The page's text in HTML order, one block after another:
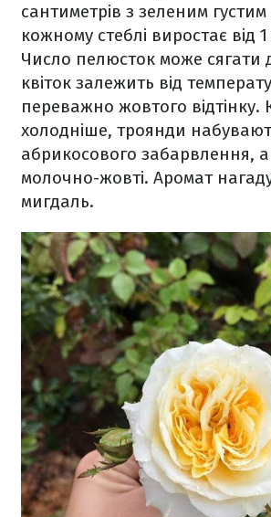
сантиметрів з зеленим
кожному стеблі виростає від 1
Число пелюсток може сягати
квіток залежить від
переважно жовтого відтінку.
холодніше, троянди
абрикосового забарвлення,
молочно-жовті. Аромат
мигдаль.